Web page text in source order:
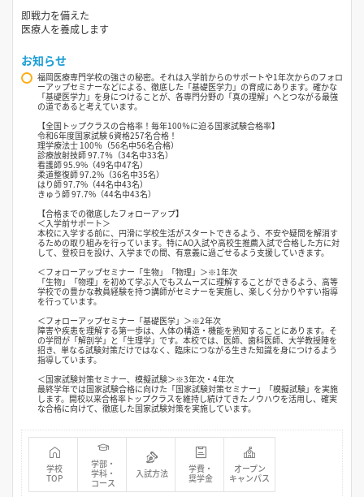
即戦力を備えた
医療人を養成します
お知らせ
福岡医療専門学校の強さの秘密。それは入学前からのサポートや1年次からのフォロ
ーアップセミナーなどによる、徹底した「基礎医学力」の育成にあります。確かな
「基礎医学力」を身につけることが、各専門分野の「真の理解」へとつながる最強
の道であると考えています。
【全国トップクラスの合格率！毎年100％に迫る国家試験合格率】
令和6年度国家試験 6資格257名合格！
理学療法士 100％（56名中56名合格）
診療放射技師 97.7％（34名中33名）
看護師 95.9%（49名中47名）
柔道整復師 97.2%（36名中35名）
はり師 97.7%（44名中43名）
きゅう師 97.7%（44名中43名）
【合格までの徹底したフォローアップ】
＜入学前サポート＞
本校に入学する前に、円滑に学校生活がスタートできるよう、不安や疑問を解消す
るための取り組みを行っています。特にAO入試や高校生推薦入試で合格した方に対
して、登校日を設け、入学までの間、有意義に過ごせるよう支援していきます。
＜フォローアップセミナー「生物」「物理」＞※1年次
「生物」「物理」を初めて学ぶ人でもスムーズに理解することができるよう、高等
学校での豊かな教員経験を持つ講師がセミナーを実施し、楽しく分かりやすい指導
を行っています。
＜フォローアップセミナー「基礎医学」＞※2年次
障害や疾患を理解する第一歩は、人体の構造・機能を熟知することにあります。そ
の学問が「解剖学」と「生理学」です。本校では、医師、歯科医師、大学教授陣を
招き、単なる試験対策だけではなく、臨床につながる生きた知識を身につけるよう
指導しています。
＜国家試験対策セミナー、模擬試験＞※3年次・4年次
最終学年では国家試験合格に向けた「国家試験対策セミナー」「模擬試験」を実施
します。開校以来合格率トップクラスを維持し続けてきたノウハウを活用し、確実
な合格に向けて、徹底した国家試験対策を実施しています。
学校
TOP
学部・
学科・
コース
入試方法
学費・
奨学金
オープン
キャンパス